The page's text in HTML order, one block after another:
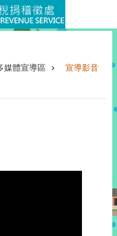
媒體宣導區 宣導影音